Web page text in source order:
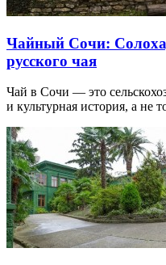
Чайный Сочи:
русского чая
Чай в Сочи — это
и культурная история, а не